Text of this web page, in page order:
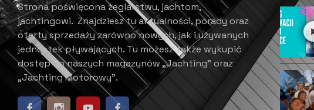
Strona poświęcona żeglarstwu, jachtom,
jachtingowi. Znajdziesz tu aktualności, porady oraz
oferty sprzedaży zarówno nowych, jak i używanych
jednostek pływających. ​ Tu możesz także wykupić
dostęp do naszych magazynów „Jachting” oraz
„Jachting Motorowy”.